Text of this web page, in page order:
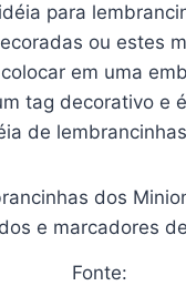
para
ou estes
em uma
tag decorativo e
de
Fonte: